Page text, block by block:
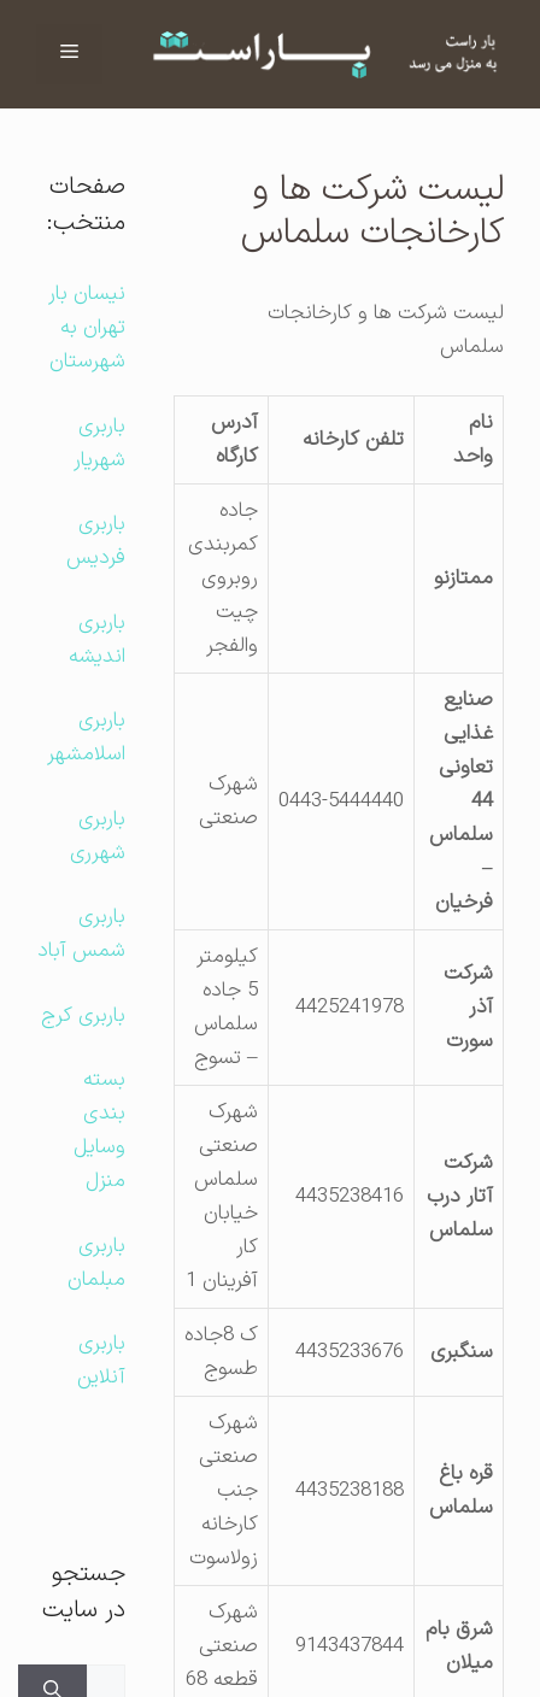
فهرست
لیست شرکت ها و
کارخانجات سلماس
لیست شرکت ها و کارخانجات
سلماس
واحد
تلفن کارخانه
آدرس
کارگاه
ممتازنو
جاده
کمربندی
روبروی
چیت
والفجر
صنایع
غذایی
تعاونی
سلماس
فرخیان
0443-5444440
شهرک
صنعتی
شرکت
سورت
4425241978
کیلومتر
5 جاده
سلماس
– تسوج
شرکت
آتار درب
سلماس
4435238416
شهرک
صنعتی
سلماس
خیابان
آفرینان 1
سنگبری 4435233676
ک 8جاده
طسوج
قره باغ
سلماس
4435238188
شهرک
صنعتی
جنب
کارخانه
زولاسوت
شرق بام
میلان
9143437844
شهرک
صنعتی
قطعه 68
صفحات
منتخب:
نیسان بار
تهران به
شهرستان
باربری
شهریار
باربری
فردیس
باربری
اندیشه
باربری
اسلامشهر
باربری
شهرری
باربری
شمس آباد
باربری کرج
بسته
بندی
وسایل
منزل
باربری
مبلمان
باربری
آنلاین
جستجو
در سایت